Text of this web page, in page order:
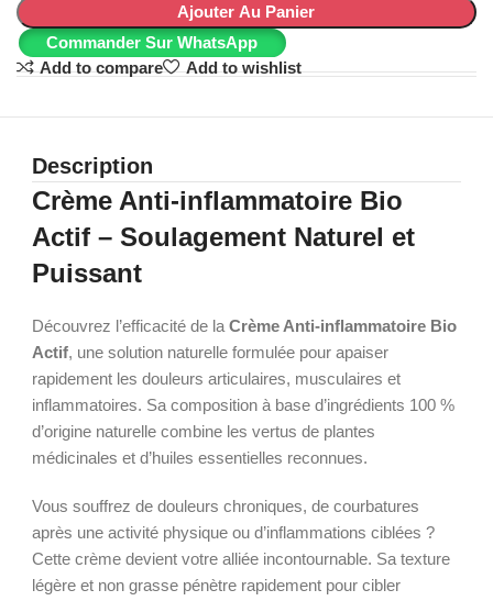
Ajouter Au Panier
Commander Sur WhatsApp
Add to compare
Add to wishlist
Description
Crème Anti-inflammatoire Bio
Actif – Soulagement Naturel et
Puissant
Découvrez l’efficacité de laCrème Anti-inflammatoire Bio
Actif, une solution naturelle formulée pour apaiser
rapidement les douleurs articulaires, musculaires et
inflammatoires. Sa composition à base d’ingrédients 100 %
d’origine naturelle combine les vertus de plantes
médicinales et d’huiles essentielles reconnues.
Vous souffrez de douleurs chroniques, de courbatures
après une activité physique ou d’inflammations ciblées ?
Cette crème devient votre alliée incontournable. Sa texture
légère et non grasse pénètre rapidement pour cibler